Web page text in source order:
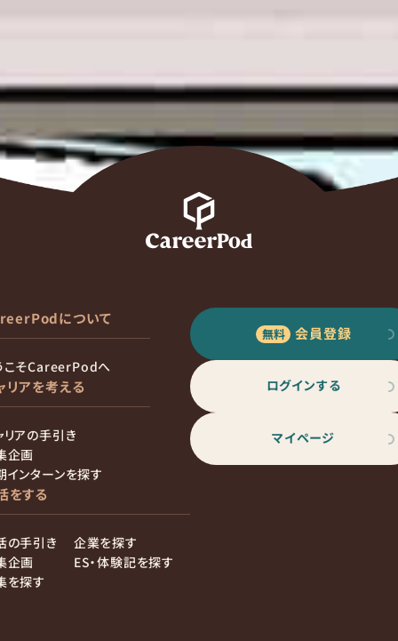
について
こそCareerPodへ
リアを考える
リアの手引き
企画
インターンを探す
をする
の手引き
企画
を探す
企業を探す
ES・体験記を探す
会員登録
ログインする
マイページ